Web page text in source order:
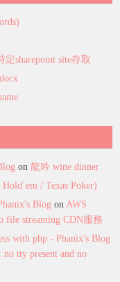
sharepoint site存取
on龍吟 wine dinner
/ Texas Poker)
Blog onAWS
file streaming CDN服務
with php - Phanix's Blog
tty present and no